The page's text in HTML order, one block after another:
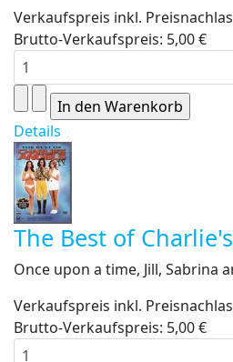
Verkaufspreis inkl.
Brutto-Verkaufspreis: 5,00 €
Details
The Best of
Once upon a time, Jill, Sabrina
Verkaufspreis inkl.
Brutto-Verkaufspreis: 5,00 €